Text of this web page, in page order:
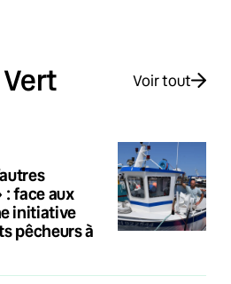
Voir tout
face aux
initiative
pêcheurs à